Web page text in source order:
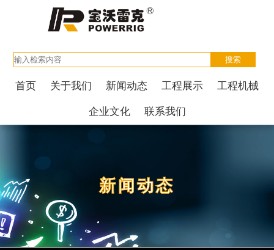
首页 关于我们 新闻动态 工程展示 工程机械
企业文化 联系我们
新闻动态